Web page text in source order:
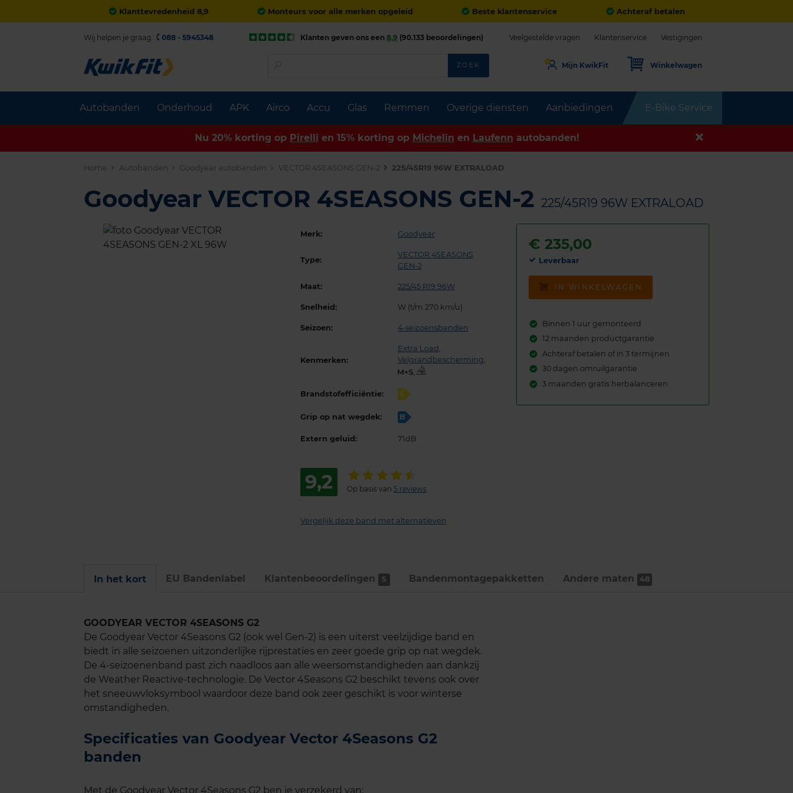
Klanttevredenheid 8,9 Monteurs voor alle merken opgeleid Beste klantenservice Achteraf betalen
Autobanden Onderhoud APK Airco Accu Glas Remmen Overige diensten Aanbiedingen E-Bike Service
Wij helpen je graag. 088 - 5945348 Klanten geven ons een 8,9 (90.133 beoordelingen) Veelgestelde vragen Klantenservice Vestigingen
ZOEK Mijn KwikFit Winkelwagen
Nu 20% korting op Pirelli en 15% korting op Michelin en Laufenn autobanden!
Home Autobanden Goodyear autobanden VECTOR 4SEASONS GEN-2 225/45R19 96W EXTRALOAD
Goodyear VECTOR 4SEASONS GEN-2 225/45R19 96W EXTRALOAD
Merk: Goodyear
Type:
VECTOR 4SEASONS
GEN-2
Maat: 225/45 R19 96W
Snelheid: W (t/m 270 km/u)
Seizoen: 4-seizoensbanden
Kenmerken:
Extra Load ,
Velgrandbescherming,
,
Brandstofefficiëntie: C
Grip op nat wegdek: B
Extern geluid: 71dB
9,2 Op basis van 5 reviews
Vergelijk deze band met alternatieven
€235,00
Leverbaar
IN WINKELWAGEN
Binnen 1 uur gemonteerd
12 maanden productgarantie
Achteraf betalen of in 3 termijnen
30 dagen omruilgarantie
3 maanden gratis herbalanceren
In het kort EU Bandenlabel Klantenbeoordelingen 5 Bandenmontage­pakketten Andere maten 48
GOODYEAR VECTOR 4SEASONS G2
De Goodyear Vector 4Seasons G2 (ook wel Gen-2) is een uiterst veelzijdige band en
biedt in alle seizoenen uitzonderlijke rijprestaties en zeer goede grip op nat wegdek.
De 4-seizoenenband past zich naadloos aan alle weersomstandigheden aan dankzij
de Weather Reactive-technologie. De Vector 4Seasons G2 beschikt tevens ook over
het sneeuwvloksymbool waardoor deze band ook zeer geschikt is voor winterse
omstandigheden.
Specificaties van Goodyear Vector 4Seasons G2
banden
Met de Goodyear Vector 4Seasons G2 ben je verzekerd van: